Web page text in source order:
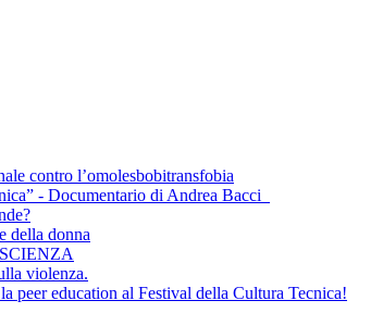
contro l’omolesbobitransfobia
- Documentario di Andrea Bacci
della donna
violenza.
peer education al Festival della Cultura Tecnica!